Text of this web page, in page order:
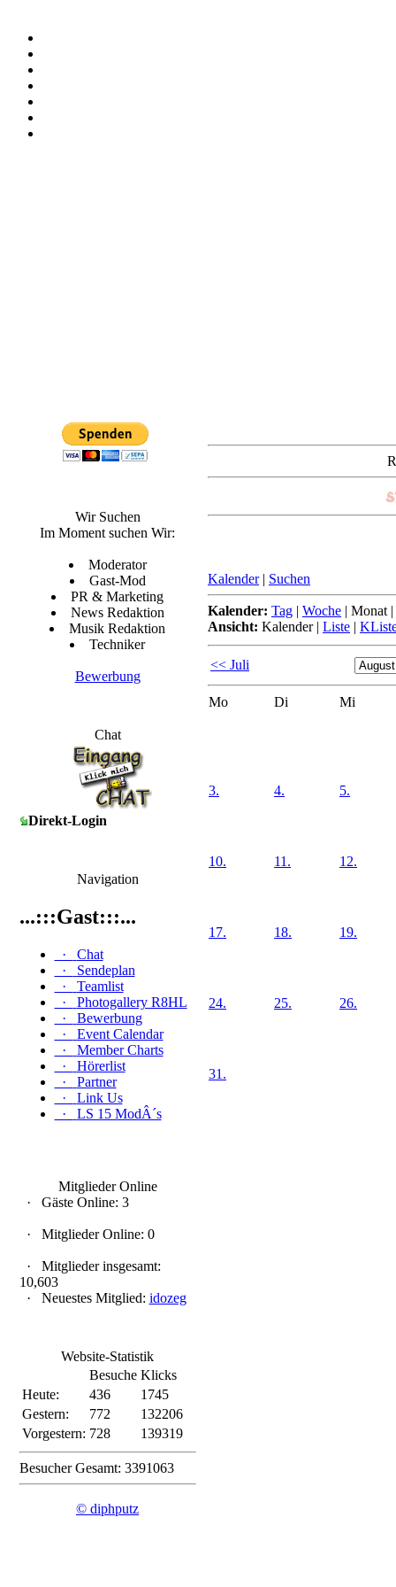
Wir Suchen
Im Moment suchen Wir:
Moderator
Gast-Mod
PR & Marketing
News Redaktion
Musik Redaktion
Techniker
Bewerbung
Chat
Direkt-Login
Navigation
...:::Gast:::...
·
Chat
·
Sendeplan
·
Teamlist
·
Photogallery R8HL
·
Bewerbung
·
Event Calendar
·
Member Charts
·
Hörerlist
·
Partner
·
Link Us
·
LS 15 ModÂ´s
Mitglieder Online
·
Gäste Online: 3
· Mitglieder Online: 0
·
Mitglieder insgesamt:
10,603
·
Neuestes Mitglied: idozeg
Website-Statistik
Besuche Klicks
Heute:
436
1745
Gestern:
772
132206
Vorgestern: 728 139319
Besucher Gesamt: 3391063
© diphputz
Kalender | Suchen
Kalender: Tag | Woche | Monat |
Ansicht: Kalender| Liste |
<< Juli
Mo Di Mi
3. 4. 5.
10. 11. 12.
17. 18. 19.
24. 25. 26.
31.